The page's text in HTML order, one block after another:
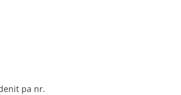
pa nr.